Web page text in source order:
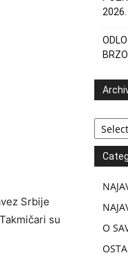
Srbije
su
2026.
O